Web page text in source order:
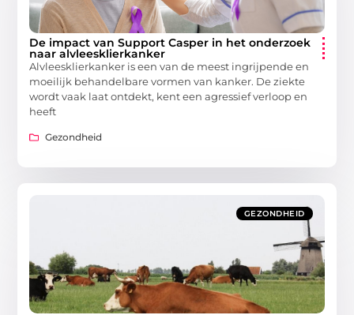
De impact van Support Casper in het onderzoek
naar alvleesklierkanker
Alvleesklierkanker is een van de meest ingrijpende en
moeilijk behandelbare vormen van kanker. De ziekte
wordt vaak laat ontdekt, kent een agressief verloop en
heeft
Gezondheid
GEZONDHEID